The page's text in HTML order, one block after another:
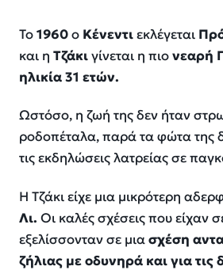
Το1960ο Κένεντιεκλέγεται
και η Τζάκιγίνεται η πιονεαρή
ηλικία 31 ετών.
Ωστόσο, η ζωή της δεν ήταν
ροδοπέταλα, παρά τα φώτα της
τις εκδηλώσεις λατρείας σε
Η Τζάκι είχε μια μικρότερη
Λι. Οι καλές σχέσεις που είχαν
εξελίσσονταν σε μιασχέση
ζήλιας με οδυνηρά και για τις